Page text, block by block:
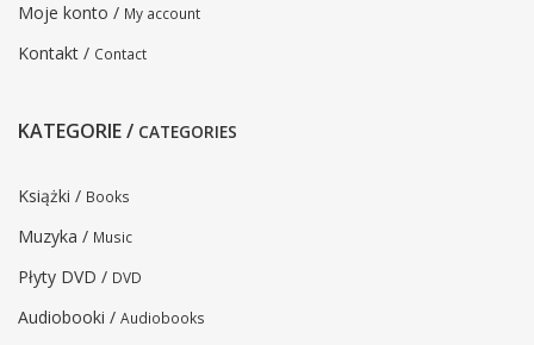
Moje konto / My account
Kontakt / Contact
KATEGORIE / CATEGORIES
Książki / Books
Muzyka / Music
Płyty DVD / DVD
Audiobooki / Audiobooks